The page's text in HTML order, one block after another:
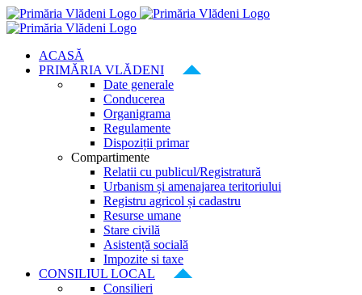
Skip
to
ACASĂ
PRIMĂRIA VLĂDENI
Date generale
Conducerea
Organigrama
Regulamente
Dispoziții primar
Compartimente
Relatii cu publicul/Registratură
Urbanism și amenajarea teritoriului
Registru agricol și cadastru
Resurse umane
Stare civilă
Asistență socială
Impozite si taxe
CONSILIUL LOCAL
Consilieri